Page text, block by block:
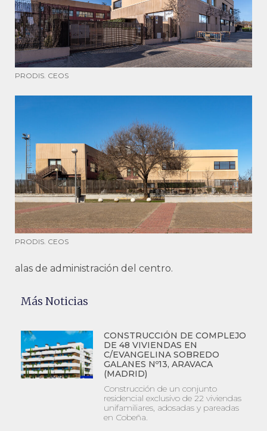
PRODIS. CEOS
PRODIS. CEOS
alas de administración del centro.
Más Noticias
CONSTRUCCIÓN DE COMPLEJO
DE 48 VIVIENDAS EN
C/EVANGELINA SOBREDO
GALANES Nº13, ARAVACA
(MADRID)
Construcción de un conjunto
residencial exclusivo de 22 viviendas
unifamiliares, adosadas y pareadas
en Cobeña.